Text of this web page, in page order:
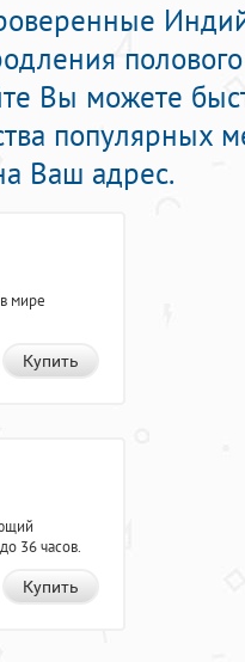
Вы можете
популярных
Ваш адрес.
мире
Купить
36 часов.
Купить